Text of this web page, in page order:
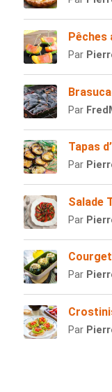
Pêches
Par
Par
Tapas
Par
Salade
Par
Par
Par